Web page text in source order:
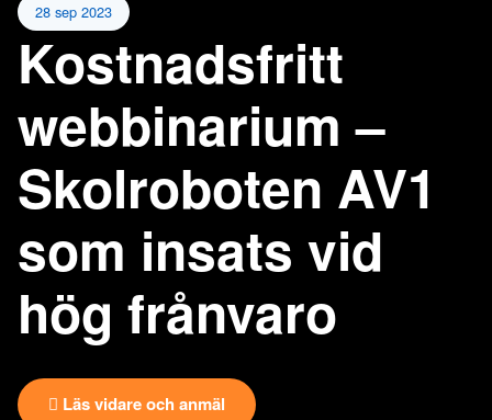
28 sep 2023
Kostnadsfritt
webbinarium –
Skolroboten AV1
som insats vid
hög frånvaro
Läs vidare och anmäl